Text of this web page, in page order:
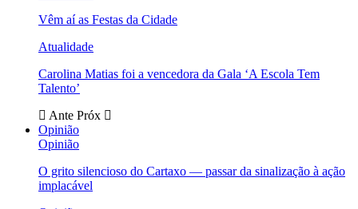
Vêm aí as Festas da Cidade
Atualidade
Carolina Matias foi a vencedora da Gala ‘A Escola Tem
Talento’
Ante Próx
Opinião
Opinião
O grito silencioso do Cartaxo — passar da sinalização à ação
implacável